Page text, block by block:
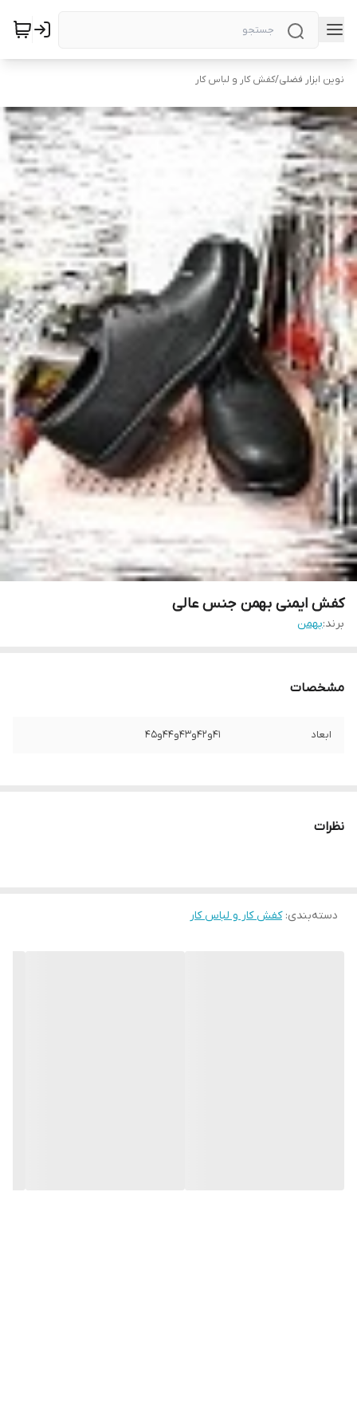
نوین ابزار فضلی/کفش کار و لباس کار
کفش ایمنی بهمن جنس عالی
برند:بهمن
مشخصات
ابعاد 41و42و43و44و45
نظرات
دسته‌بندی:کفش کار و لباس کار